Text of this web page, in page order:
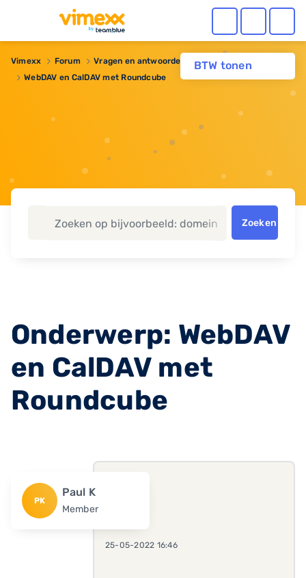
BTW tonen
Vimexx Forum
Vragen en antwoorden
WebDAV en CalDAV met Roundcube
Zoeken
Onderwerp: WebDAV
en CalDAV met
Roundcube
PK
Paul K
Member
25-05-2022 16:46